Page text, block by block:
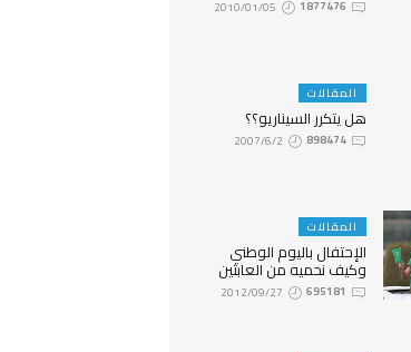
المقالات
هل يتكرر السيناريو؟؟
898474
المقالات
الإحتفال باليوم الوطني
وكيف نحميه من العابثين